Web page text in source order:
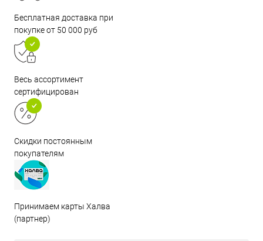
Бесплатная доставка при
покупке от 50 000 руб
Весь ассортимент
сертифицирован
Скидки постоянным
покупателям
Принимаем карты Халва
(партнер)